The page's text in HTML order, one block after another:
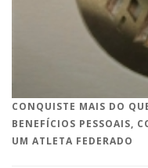
CONQUISTE MAIS DO
BENEFÍCIOS PESSOAIS,
UM ATLETA FEDERADO